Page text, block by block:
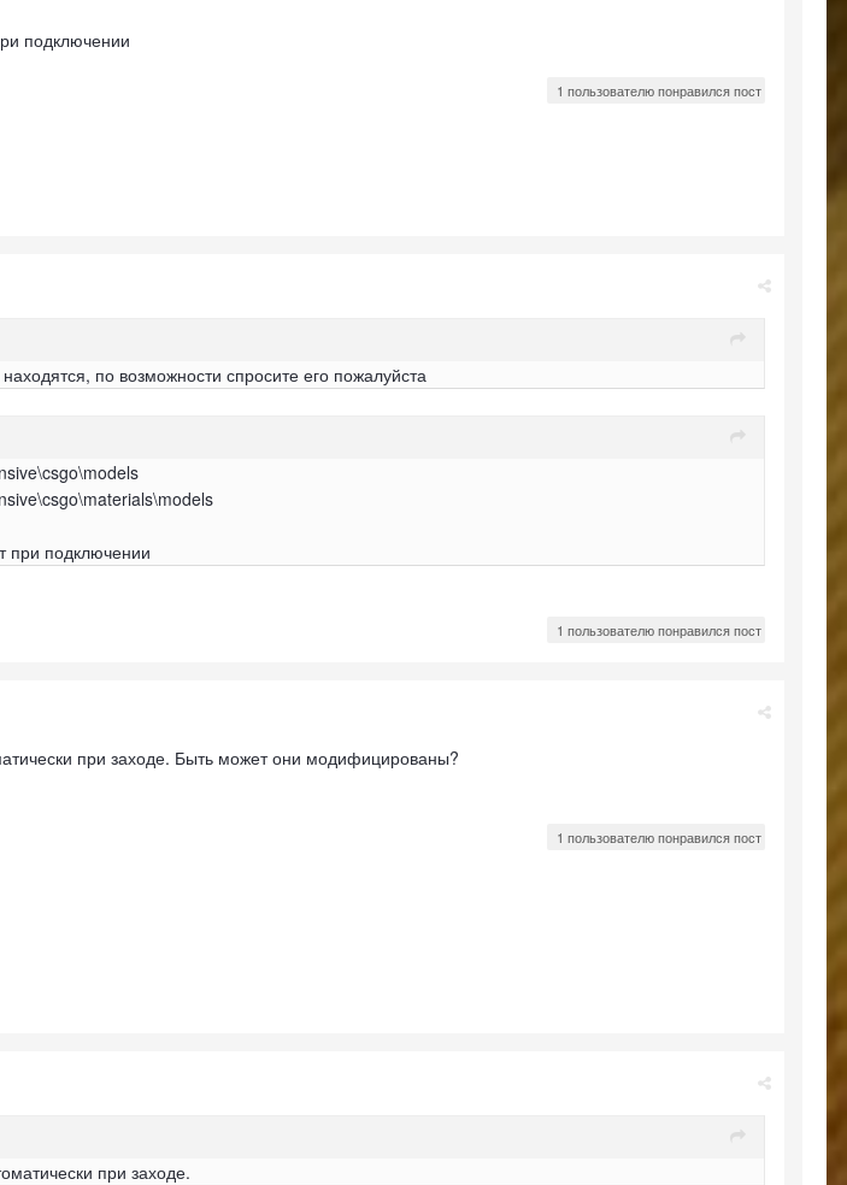
подключении
1 пользователю понравился пост
по возможности спросите его пожалуйста
при подключении
1 пользователю понравился пост
при заходе. Быть может они модифицированы?
1 пользователю понравился пост
при заходе.